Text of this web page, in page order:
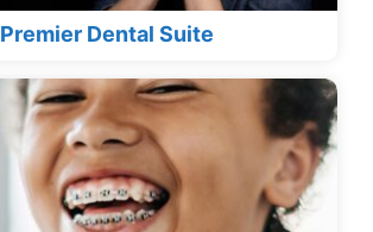
Premier Dental Suite